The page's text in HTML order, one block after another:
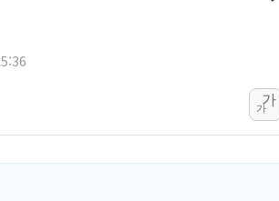
李대통령,
동해중부 전
가
가